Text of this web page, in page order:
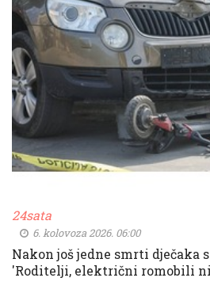
24sata
6. kolovoza 2026. 06:00
Nakon još jedne smrti dječaka
'Roditelji, električni romobili